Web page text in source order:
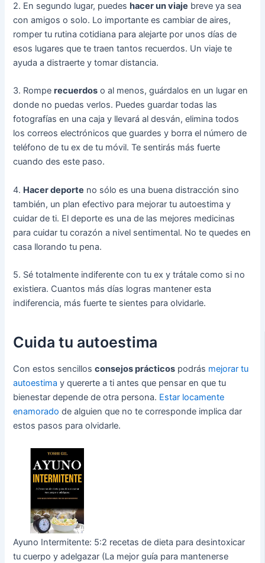
2. En segundo lugar, puedeshacer un viaje breve ya sea
con amigos o solo. Lo importante es cambiar de aires,
romper tu rutina cotidiana para alejarte por unos días de
esos lugares que te traen tantos recuerdos. Un viaje te
ayuda a distraerte y tomar distancia.
3. Romperecuerdos o al menos, guárdalos en un lugar en
donde no puedas verlos. Puedes guardar todas las
fotografías en una caja y llevará al desván, elimina todos
los correos electrónicos que guardes y borra el número de
teléfono de tu ex de tu móvil. Te sentirás más fuerte
cuando des este paso.
4. Hacer deporte no sólo es una buena distracción sino
también, un plan efectivo para mejorar tu autoestima y
cuidar de ti. El deporte es una de las mejores medicinas
para cuidar tu corazón a nivel sentimental. No te quedes en
casa llorando tu pena.
5. Sé totalmente indiferente con tu ex y trátale como si no
existiera. Cuantos más días logras mantener esta
indiferencia, más fuerte te sientes para olvidarle.
Cuida tu autoestima
Con estos sencillosconsejos prácticos podrás mejorar tu
autoestima y quererte a ti antes que pensar en que tu
bienestar depende de otra persona. Estar locamente
enamorado de alguien que no te corresponde implica dar
estos pasos para olvidarle.
Ayuno Intermitente: 5:2 recetas de dieta para desintoxicar
tu cuerpo y adelgazar (La mejor guía para mantenerse